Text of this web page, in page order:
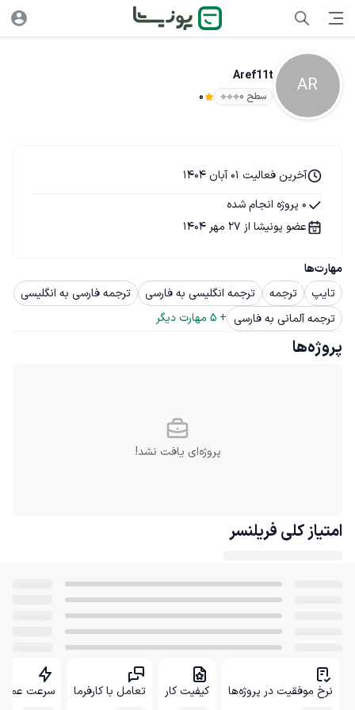
AR
Aref11t
سطح ۰ 0
مهارت‌ها
تایپ
ترجمه ترجمه انگلیسی به فارسی
ترجمه فارسی به انگلیسی
ترجمه آلمانی به فارسی +
5 مهارت دیگر
آخرین فعالیت 01 آبان 1404
0 پروژه انجام شده
عضو پونیشا از 27 مهر 1404
پروژه‌ها
پروژه‌ای یافت نشد!
امتیاز کلی فریلنسر
نرخ موفقیت در پروژه‌ها کیفیت کار تعامل با کارفرما سرعت عمل